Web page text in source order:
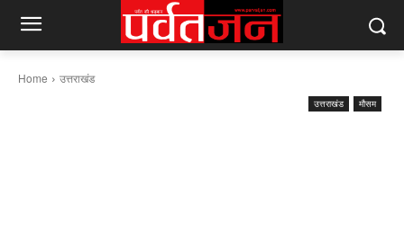
Home उत्तराखंड
उत्तराखंड मौसम